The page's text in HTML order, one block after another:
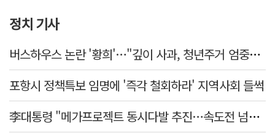
정치 기사
버스하우스 논란 '황희'…"깊이 사과, 청년주거 엄중함 못 헤아려"
포항시 정책특보 임명에 '즉각 철회하라' 지역사회 들썩
李대통령 "메가프로젝트 동시다발 추진…속도전 넘어 전격전"